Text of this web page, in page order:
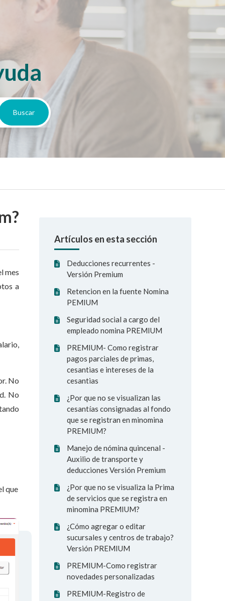
Artículos en esta sección
Deducciones recurrentes -
Versión Premium
Retencion en la fuente Nomina
PEMIUM
Seguridad social a cargo del
empleado nomina PREMIUM
PREMIUM- Como registrar
pagos parciales de primas,
cesantias e intereses de la
cesantias
¿Por que no se visualizan las
cesantías consignadas al fondo
que se registran en minomina
PREMIUM?
Manejo de nómina quincenal -
Auxilio de transporte y
deducciones Versión Premium
¿Por que no se visualiza la Prima
de servicios que se registra en
minomina PREMIUM?
¿Cómo agregar o editar
sucursales y centros de trabajo?
Versión PREMIUM
PREMIUM-Como registrar
novedades personalizadas
PREMIUM-Registro de
mes
a
No
No
que